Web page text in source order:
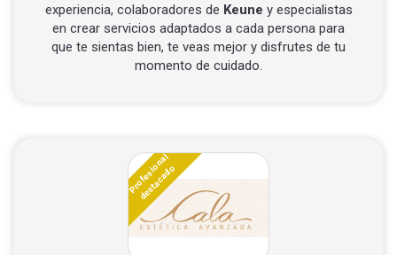
experiencia, colaboradores de Keune y especialistas
en crear servicios adaptados a cada persona para
que te sientas bien, te veas mejor y disfrutes de tu
momento de cuidado.
Profesional
destacado